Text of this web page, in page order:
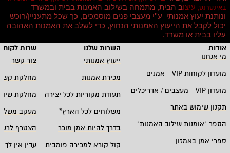
באינטרנט, עיצוב הבית, מתמחה בשילוב האמנות בבית ובמשרד
ונותנת יעוץ אמנותי ע''י מעצבי פנים מוסמכים, כך שכל מתעניין/רוכש
יכול לקבל את הייעוץ האמנותי הנחוץ, כדי לשלב את האמנות האהובה
עליו בבית או משרד.
אודות השרות שלנו
שרות
מי אנחנו
ייעוץ אמנותי
צור קשר
מועדון לקוחותVIP - אמנים מכירת אמנות
מחלקת
מועדון
מעצבים / אדריכלים תעודת מקוריות לכל יצירה
מחלקת
תקנון שימוש באתר
משלוחים לכל הארץ*
מעקב
הספר "אומנות שילוב האמנות" בדרך להיות אמן מוכר
הצטרף
ספרי אמן באמזון
קול קורא למכירה פומבית
עדין אין לך